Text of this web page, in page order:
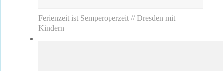
Ferienzeit ist Semperoperzeit // Dresden mit
Kindern